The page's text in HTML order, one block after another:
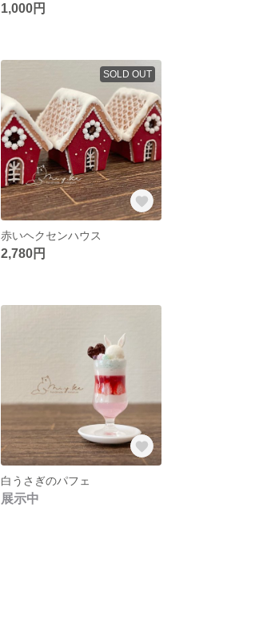
1,000円
SOLD OUT
赤いヘクセンハウス
2,780円
白うさぎのパフェ
展示中